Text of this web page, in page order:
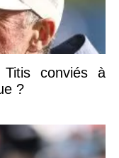
conviés à
?